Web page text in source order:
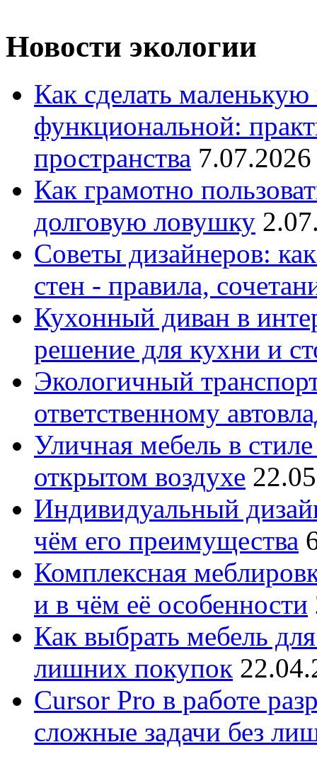
Новости экологии
Как сделать
функциональной:
пространства
Как грамотно
долговую ловушку
Советы дизайнеров:
стен - правила,
Кухонный диван в
решение для кухни и
Экологичный
ответственному
Уличная мебель в
открытом воздухе
Индивидуальный
чём его преимущества
Комплексная
и в чём её особенности
Как выбрать мебель
лишних покупок
Cursor Pro в работе
сложные задачи без